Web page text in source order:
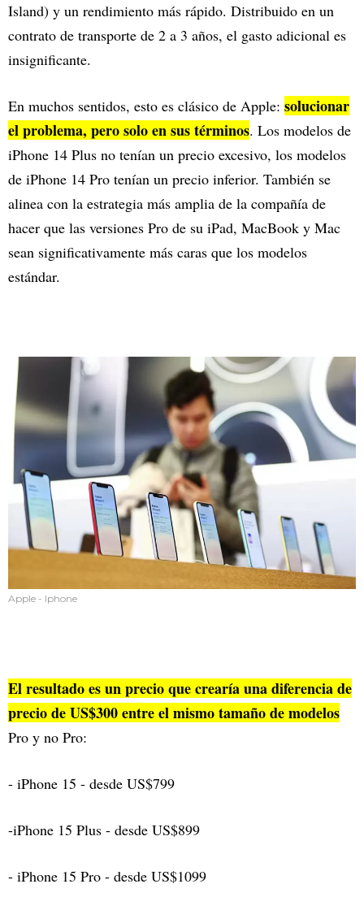
Island) y un rendimiento más rápido. Distribuido en un
contrato de transporte de 2 a 3 años, el gasto adicional es
insignificante.
En muchos sentidos, esto es clásico de Apple: solucionar
el problema, pero solo en sus términos. Los modelos de
iPhone 14 Plus no tenían un precio excesivo, los modelos
de iPhone 14 Pro tenían un precio inferior. También se
alinea con la estrategia más amplia de la compañía de
hacer que las versiones Pro de su iPad, MacBook y Mac
sean significativamente más caras que los modelos
estándar.
Apple - Iphone
El resultado es un precio que crearía una diferencia de
precio de US$300 entre el mismo tamaño de modelos
Pro y no Pro:
- iPhone 15 - desde US$799
-iPhone 15 Plus - desde US$899
- iPhone 15 Pro - desde US$1099